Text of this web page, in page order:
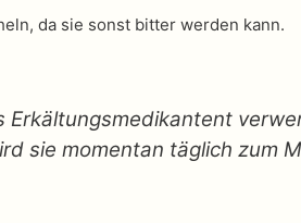
da sie sonst bitter werden kann.
Erkältungsmedikantent
sie momentan täglich zum